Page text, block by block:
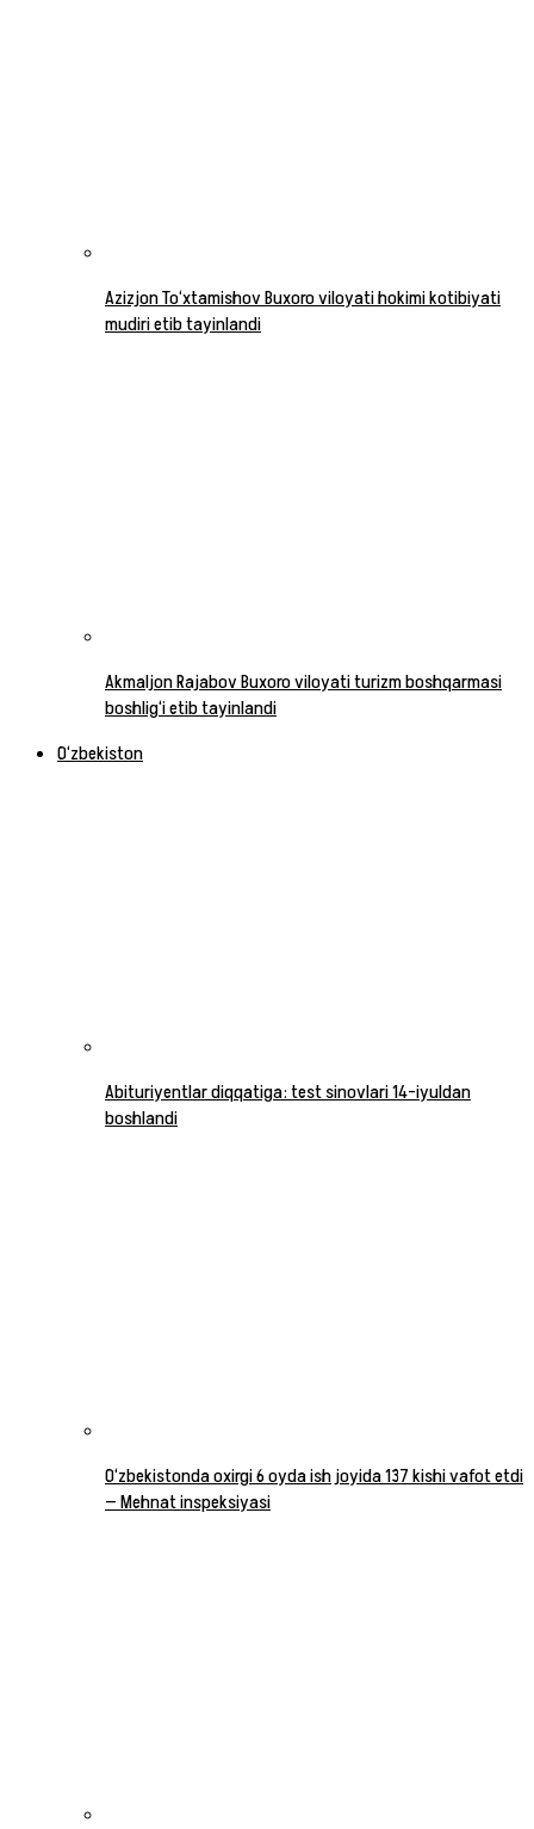
Azizjon To‘xtamishov Buxoro viloyati hokimi kotibiyati
mudiri etib tayinlandi
Akmaljon Rajabov Buxoro viloyati turizm boshqarmasi
boshlig‘i etib tayinlandi
O‘zbekiston
Abituriyentlar diqqatiga: test sinovlari 14-iyuldan
boshlandi
O‘zbekistonda oxirgi 6 oyda ish joyida 137 kishi vafot etdi
— Mehnat inspeksiyasi